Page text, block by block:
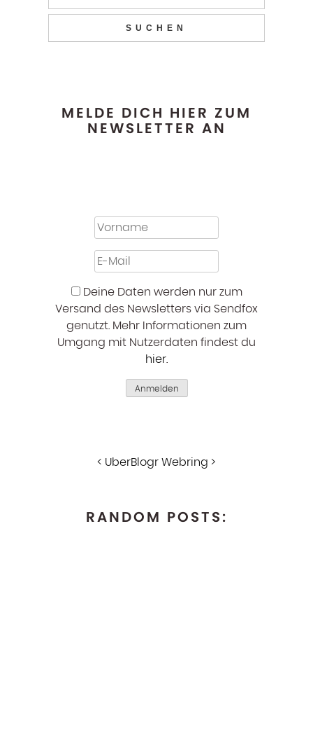
MELDE DICH HIER ZUM
NEWSLETTER AN
Deine Daten werden nur zum
Versand des Newsletters via Sendfox
genutzt. Mehr Informationen zum
Umgang mit Nutzerdaten findest du
hier.
Anmelden
< UberBlogr Webring >
RANDOM POSTS: